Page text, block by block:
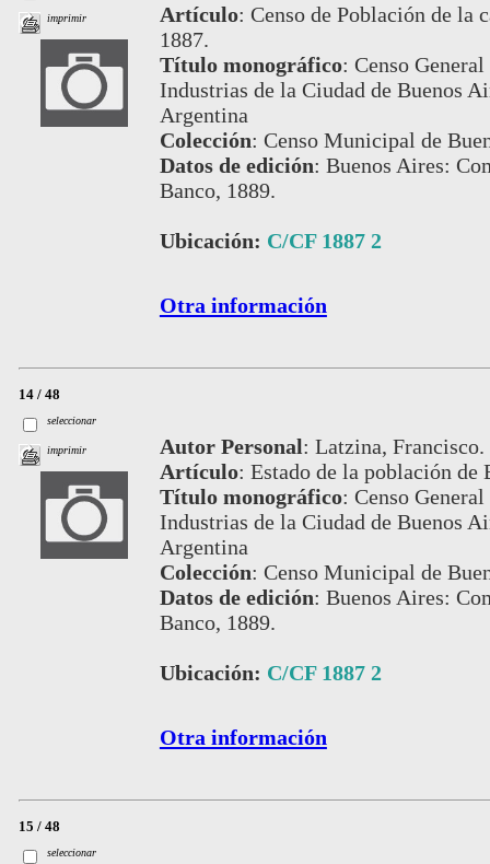
imprimir Artículo: Censo de Población de la
1887.
Título monográfico: Censo
Industrias de la Ciudad de Buenos
Argentina
Colección: Censo Municipal de
Datos de edición: Buenos Aires:
Banco, 1889.
Ubicación: C/CF 1887 2
Otra información
14 / 48
seleccionar
imprimir Autor Personal: Latzina, Francisco.
Artículo: Estado de la población de
Título monográfico: Censo
Industrias de la Ciudad de Buenos
Argentina
Colección: Censo Municipal de
Datos de edición: Buenos Aires:
Banco, 1889.
Ubicación: C/CF 1887 2
Otra información
15 / 48
seleccionar